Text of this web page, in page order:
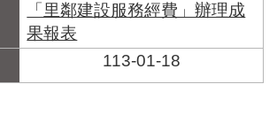
「里鄰建設服務經費」辦理成
果報表
113-01-18